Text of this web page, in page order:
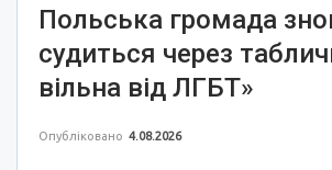
Польська громада
судиться через
вільна від ЛГБТ»
Опубліковано 4.08.2026